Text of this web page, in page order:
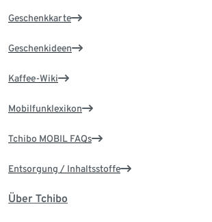
Geschenkkarte
Geschenkideen
Kaffee-Wiki
Mobilfunklexikon
Tchibo MOBIL FAQs
Entsorgung / Inhaltsstoffe
Über Tchibo